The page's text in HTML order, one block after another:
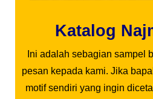
Katalog
Ini adalah sebagian sampel
pesan kepada kami. Jika
motif sendiri yang ingin